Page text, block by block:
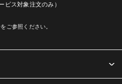
ビス対象注文のみ）
ご参照ください。